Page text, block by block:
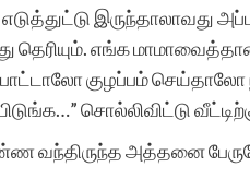
இருந்தாலாவது
தெரியும். எங்க
குழப்பம் செய்தாலோ
சொல்லிவிட்டு
வந்திருந்த அத்தனை